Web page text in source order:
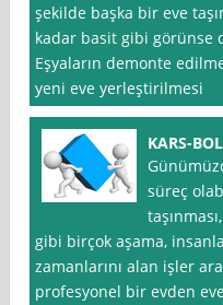
şekilde başka bir eve
kadar basit gibi görünse
Eşyaların demonte
yeni eve yerleştirilmesi
KARS-
süreç
gibi birçok aşama,
zamanlarını alan işler
profesyonel bir evden